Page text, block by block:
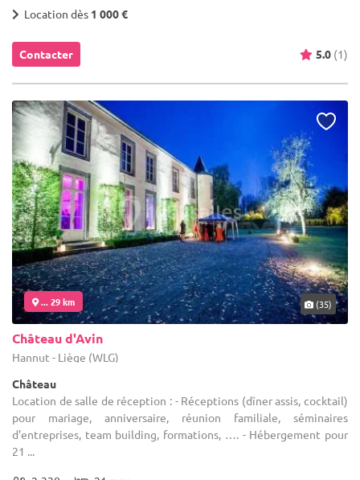
Location dès 1 000 €
Contacter 5.0 (1)
... 29 km (35)
Château d'Avin
Hannut - Liège (WLG)
Château
Location de salle de réception : - Réceptions (dîner assis, cocktail)
pour mariage, anniversaire, réunion familiale, séminaires
d'entreprises, team building, formations, …. - Hébergement pour
21 ...